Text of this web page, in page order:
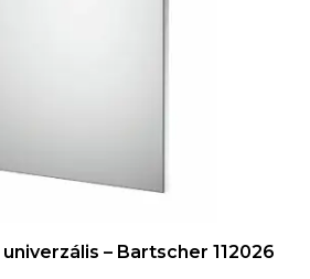
– Bartscher 112026